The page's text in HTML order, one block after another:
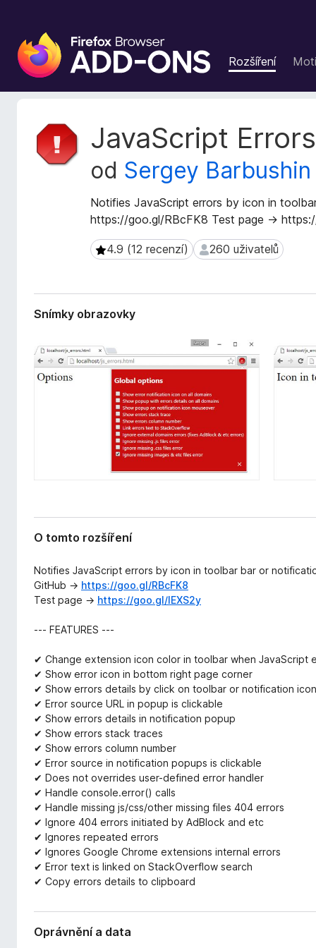
D
o
p
l
Rozšíření
JavaScript
od Sergey Barbushin
Notifies JavaScript errors by icon in
https://goo.gl/RBcFK8 Test page →
4.9 (12 recenzí)
4.9 (12 recenzí) 260 uživatelů
260 uživatelů
M
t
š
ř
n
í
Snímky obrazovky
O tomto rozšíření
Notifies JavaScript errors by icon in toolbar bar or
GitHub → https://goo.gl/RBcFK8
Test page → https://goo.gl/IEXS2y
--- FEATURES ---
✔ Change extension icon color in toolbar when JavaScript
✔ Show error icon in bottom right page corner
✔ Show errors details by click on toolbar or notification icon
✔ Error source URL in popup is clickable
✔ Show errors details in notification popup
✔ Show errors stack traces
✔ Show errors column number
✔ Error source in notification popups is clickable
✔ Does not overrides user-defined error handler
✔ Handle console.error() calls
✔ Handle missing js/css/other missing files 404 errors
✔ Ignore 404 errors initiated by AdBlock and etc
✔ Ignores repeated errors
✔ Ignores Google Chrome extensions internal errors
✔ Error text is linked on StackOverflow search
✔ Copy errors details to clipboard
Oprávnění a data